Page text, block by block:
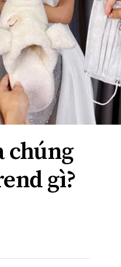
chúng
gì?